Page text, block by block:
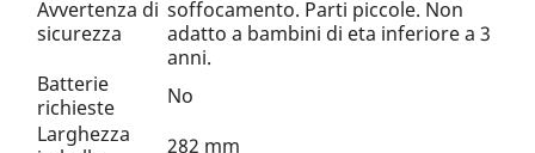
Avvertenza di
sicurezza
soffocamento. Parti piccole. Non
adatto a bambini di eta inferiore a 3
anni.
Batterie
richieste
No
Larghezza
282 mm